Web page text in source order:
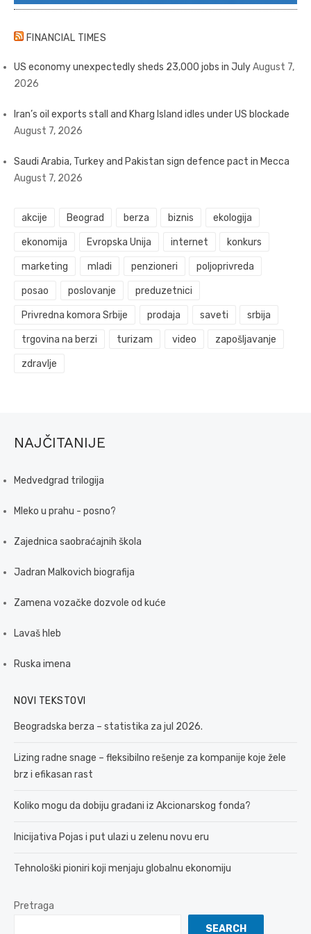
FINANCIAL TIMES
US economy unexpectedly sheds 23,000 jobs in JulyAugust 7,
2026
Iran’s oil exports stall and Kharg Island idles under US blockade
August 7, 2026
Saudi Arabia, Turkey and Pakistan sign defence pact in Mecca
August 7, 2026
akcije Beograd berza biznis ekologija
ekonomija Evropska Unija internet konkurs
marketing mladi penzioneri poljoprivreda
posao poslovanje preduzetnici
Privredna komora Srbije prodaja saveti srbija
trgovina na berzi turizam video zapošljavanje
zdravlje
NAJČITANIJE
Medvedgrad trilogija
Mleko u prahu - posno?
Zajednica saobraćajnih škola
Jadran Malkovich biografija
Zamena vozačke dozvole od kuće
Lavaš hleb
Ruska imena
NOVI TEKSTOVI
Beogradska berza – statistika za jul 2026.
Lizing radne snage – fleksibilno rešenje za kompanije koje žele
brz i efikasan rast
Koliko mogu da dobiju građani iz Akcionarskog fonda?
Inicijativa Pojas i put ulazi u zelenu novu eru
Tehnološki pioniri koji menjaju globalnu ekonomiju
Pretraga
SEARCH